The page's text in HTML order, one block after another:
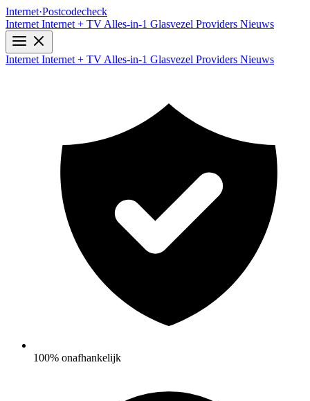
Internet·Postcodecheck
Internet Internet + TV Alles-in-1 Glasvezel Providers Nieuws
Internet Internet + TV Alles-in-1 Glasvezel Providers Nieuws
100% onafhankelijk